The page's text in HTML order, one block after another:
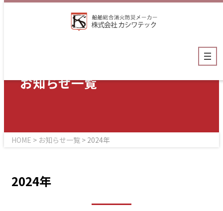
プ
お知らせ一覧
HOME > お知らせ一覧 > 2024年
2024年